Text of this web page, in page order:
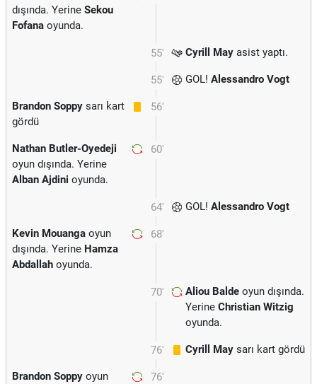
dışında. Yerine Sekou
Fofana oyunda.
55' Cyrill May asist yaptı.
55' GOL! Alessandro Vogt
56'
Brandon Soppy sarı kart
gördü
60'
Nathan Butler-Oyedeji
oyun dışında. Yerine
Alban Ajdini oyunda.
64' GOL! Alessandro Vogt
68'
Kevin Mouanga oyun
dışında. Yerine Hamza
Abdallah oyunda.
70' Aliou Balde oyun dışında.
Yerine Christian Witzig
oyunda.
76' Cyrill May sarı kart gördü
76'
Brandon Soppy oyun